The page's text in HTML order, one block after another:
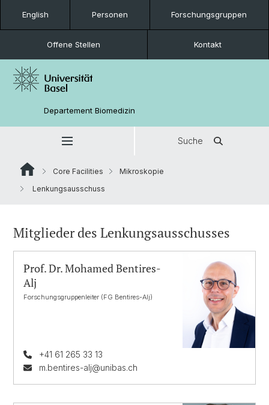
English Personen Forschungsgruppen
Offene Stellen Kontakt
Departement Biomedizin
Suche
Core Facilities
Mikroskopie
Lenkungsausschuss
Mitglieder des Lenkungsausschusses
Prof. Dr. Mohamed Bentires-
Alj
Forschungsgruppenleiter (FG Bentires-Alj)
+41 61 265 33 13
m.bentires-alj@unibas.ch